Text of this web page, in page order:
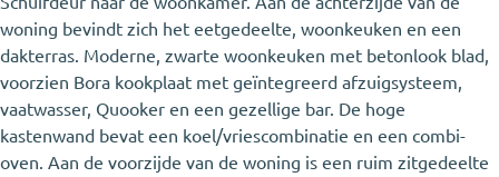
woning bevindt zich het eetgedeelte, woonkeuken en een
dakterras. Moderne, zwarte woonkeuken met betonlook blad,
voorzien Bora kookplaat met geïntegreerd afzuigsysteem,
vaatwasser, Quooker en een gezellige bar. De hoge
kastenwand bevat een koel/vriescombinatie en een combi-
oven. Aan de voorzijde van de woning is een ruim zitgedeelte